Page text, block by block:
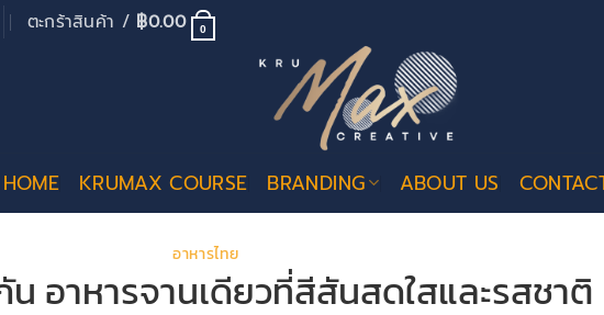
ตะกร้าสินค้า / ฿0.00 0
HOME KRUMAX COURSE BRANDING ABOUT US
อาหารไทย
น อาหารจานเดียวที่สีสันสดใสและรสชาติ